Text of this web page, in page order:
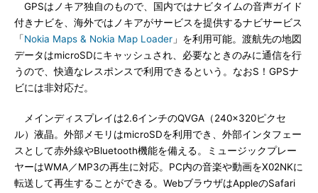
GPSはノキア独自のもので、国内ではナビタイムの音声ガイド
付きナビを、海外ではノキアがサービスを提供するナビサービス
「Nokia Maps & Nokia Map Loader 」を利用可能。渡航先の地図
データはmicroSDにキャッシュされ、必要なときのみに通信を行
うので、快適なレスポンスで利用できるという。なおS！GPSナ
ビには非対応だ。
メインディスプレイは2.6インチのQVGA（240×320ピクセ
ル）液晶。外部メモリはmicroSDを利用でき、外部インタフェー
スとして赤外線やBluetooth機能を備える。ミュージックプレー
ヤーはWMA／MP3の再生に対応。PC内の音楽や動画をX02NKに
転送して再生することができる。WebブラウザはAppleのSafari